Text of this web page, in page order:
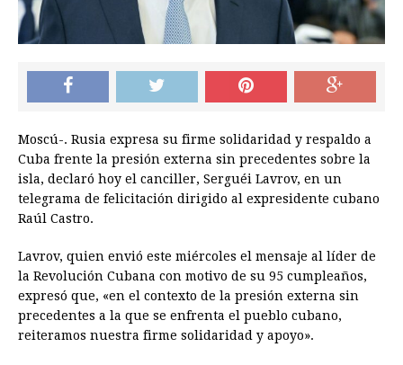
Moscú-. Rusia expresa su firme solidaridad y respaldo a
Cuba frente la presión externa sin precedentes sobre la
isla, declaró hoy el canciller, Serguéi Lavrov, en un
telegrama de felicitación dirigido al expresidente cubano
Raúl Castro.
Lavrov, quien envió este miércoles el mensaje al líder de
la Revolución Cubana con motivo de su 95 cumpleaños,
expresó que, «en el contexto de la presión externa sin
precedentes a la que se enfrenta el pueblo cubano,
reiteramos nuestra firme solidaridad y apoyo».